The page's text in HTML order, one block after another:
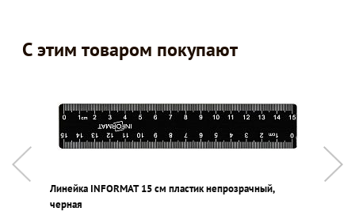
С этим товаром покупают
Линейка INFORMAT 15 см пластик непрозрачный,
черная